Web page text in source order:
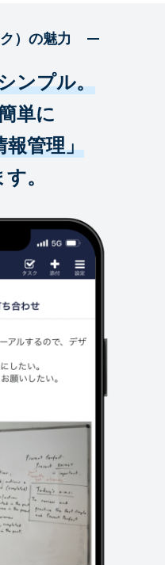
）の魅力
ンプル。
単に
報管理」
。